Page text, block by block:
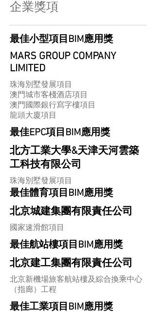
企業獎項
最佳小型項目BIM應用獎
MARS GROUP COMPANY
LIMITED
珠海別墅發展項目
澳門城市客棧酒店項目
澳門國際銀行寫字樓項目
龍頭大廈項目
最佳EPC項目BIM應用獎
北方工業大學&天津天河雲築
工科技有限公司
珠海別墅發展項目
最佳體育項目BIM應用獎
北京城建集團有限責任公司
國家速滑館項目
最佳航站樓項目BIM應用獎
北京建工集團有限責任公司
北京新機場旅客航站樓及綜合換乘中心
（指廊）工程
最佳工業項目BIM應用獎